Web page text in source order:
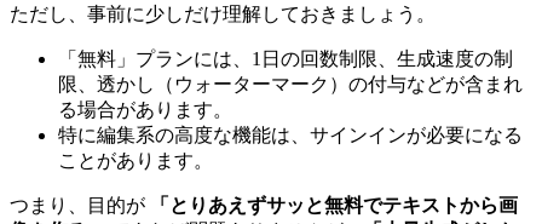
ただし、事前に少しだけ理解しておきましょう。
「無料」プランには、1日の回数制限、生成速度の制
限、透かし（ウォーターマーク）の付与などが含まれ
る場合があります。
特に編集系の高度な機能は、サインインが必要になる
ことがあります。
つまり、目的が
「とりあえずサッと無料でテキストから画